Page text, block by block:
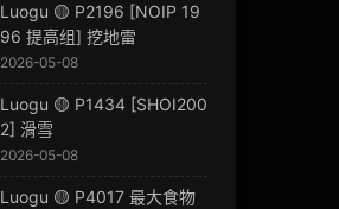
Luogu 🟡 P2196 [NOIP 19
96 提高组] 挖地雷
2026-05-08
Luogu 🟡 P1434 [SHOI200
2] 滑雪
2026-05-08
Luogu 🟡 P4017 最大食物